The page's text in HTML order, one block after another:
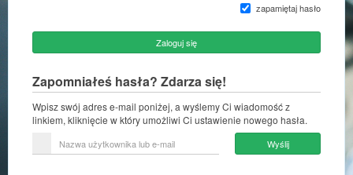
zapamiętaj hasło
Zaloguj się
Zapomniałeś hasła? Zdarza się!
Wpisz swój adres e-mail poniżej, a wyślemy Ci wiadomość z
linkiem, kliknięcie w który umożliwi Ci ustawienie nowego hasła.
użytkownika
Wyślij